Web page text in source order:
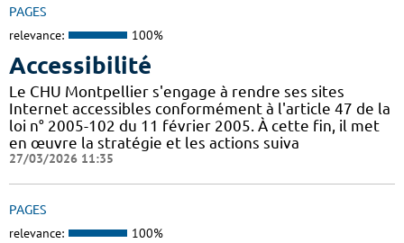
PAGES
relevance: 100%
Accessibilité
Le CHU Montpellier s'engage à rendre ses sites
Internet accessibles conformément à l'article 47 de la
loi n° 2005-102 du 11 février 2005. À cette fin, il met
en œuvre la stratégie et les actions suiva
27/03/2026 11:35
PAGES
relevance: 100%